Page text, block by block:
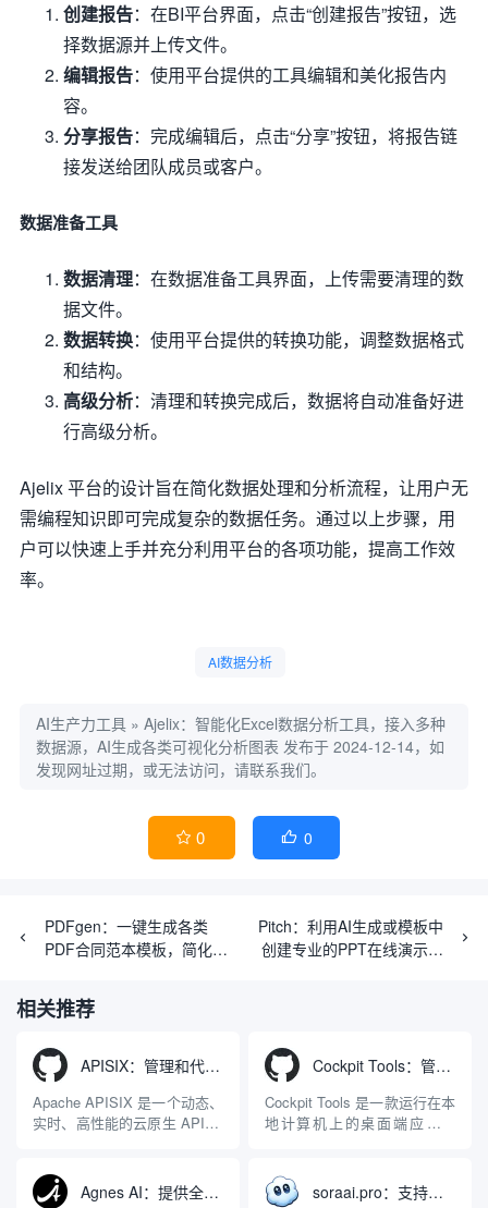
创建报告：在BI平台界面，点击“创建报告”按钮，选
择数据源并上传文件。
编辑报告：使用平台提供的工具编辑和美化报告内
容。
分享报告：完成编辑后，点击“分享”按钮，将报告链
接发送给团队成员或客户。
数据准备工具
数据清理：在数据准备工具界面，上传需要清理的数
据文件。
数据转换：使用平台提供的转换功能，调整数据格式
和结构。
高级分析：清理和转换完成后，数据将自动准备好进
行高级分析。
Ajelix 平台的设计旨在简化数据处理和分析流程，让用户无
需编程知识即可完成复杂的数据任务。通过以上步骤，用
户可以快速上手并充分利用平台的各项功能，提高工作效
率。
AI数据分析
AI生产力工具 » Ajelix：智能化Excel数据分析工具，接入多种
数据源，AI生成各类可视化分析图表 发布于 2024-12-14，如
发现网址过期，或无法访问，请联系我们。
 0  0
PDFgen：一键生成各类
PDF合同范本模板，简化文
Pitch：利用AI生成或模板中
创建专业的PPT在线演示文
相关推荐
APISIX：管理和代理API及大模型流量的高性能网关
Apache APISIX 是一个动态、
实时、高性能的云原生 API 网
LuaJIT 构建，并在 2019 年作
Cockpit Tools：管理多个AI编程IDE账号与配置多开独立实例的本地桌面应用
Cockpit Tools 是一款运行在本
地计算机上的桌面端应用程
程助手的账号与运行环境而设
Agnes AI：提供全模态模型免费API、支持图文视频生成与复杂工程执行的智能体平台 soraai.pro：支持多模型文字转视频和图像生成的在线创作工具